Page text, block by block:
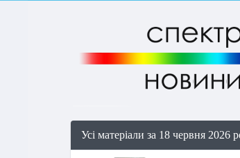
Усі матеріали за 18 червня 2026